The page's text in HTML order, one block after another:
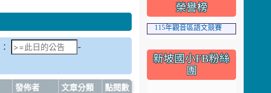
-日期範圍：
發佈者 文章分類 點閱數
★本校115學年度第1
選簡章【一次公告多次
師】
2026-07-21
榮譽榜
115年度市長盃羽球錦標賽
新坡國小FB粉絲
團